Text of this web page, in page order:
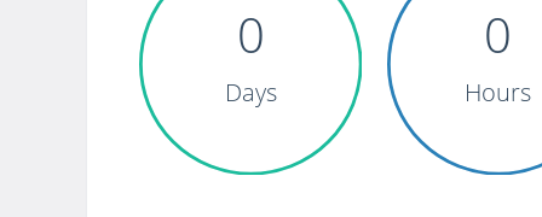
0
Days
0
Hours